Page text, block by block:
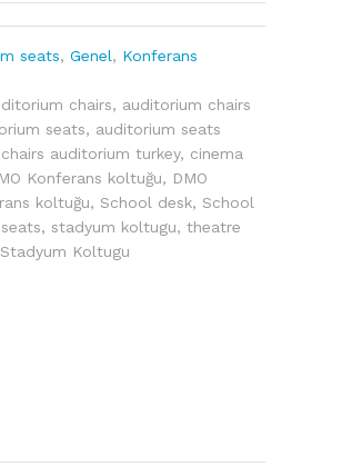
seats,Genel, Konferans
chairs, auditorium chairs
seats, auditorium seats
chairs auditorium turkey, cinema
Konferans koltuğu, DMO
koltuğu,School desk,School
,stadyum koltugu,theatre
Koltugu